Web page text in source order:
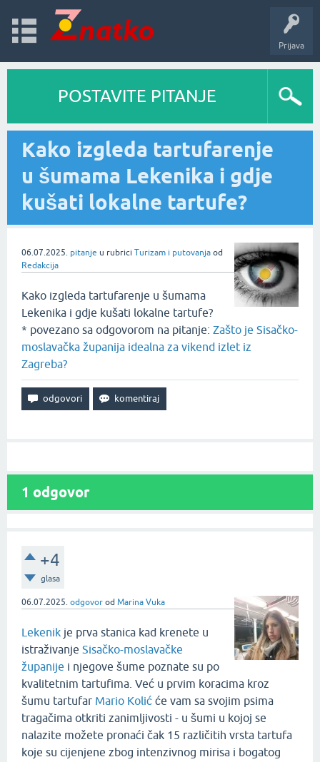
Prijava
POSTAVITE PITANJE
Kako izgleda tartufarenje
u šumama Lekenika i gdje
kušati lokalne tartufe?
06.07.2025. pitanje u rubrici Turizam i putovanja od
Redakcija
Kako izgleda tartufarenje u šumama
Lekenika i gdje kušati lokalne tartufe?
* povezano sa odgovorom na pitanje: Zašto je Sisačko-
moslavačka županija idealna za vikend izlet iz
Zagreba?
1 odgovor
+4
glasa
06.07.2025. odgovor od Marina Vuka
Lekenik je prva stanica kad krenete u
istraživanje Sisačko-moslavačke
županije i njegove šume poznate su po
kvalitetnim tartufima. Već u prvim koracima kroz
šumu tartufar Mario Kolić će vam sa svojim psima
tragačima otkriti zanimljivosti - u šumi u kojoj se
nalazite možete pronaći čak 15 različitih vrsta tartufa
koje su cijenjene zbog intenzivnog mirisa i bogatog